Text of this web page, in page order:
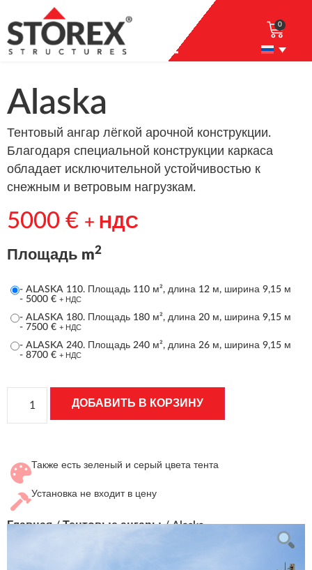
0
Главная/Тентовые ангары/ Alaska
Alaska
Тентовый ангар лёгкой арочной конструкции.
Благодаря специальной конструкции каркаса
обладает исключительной устойчивостью к
снежным и ветровым нагрузкам.
5000 € + НДС
Площадь m2
- ALASKA 110. Площадь 110 м², длина 12 м, ширина 9,15 м
- 5000 € + НДС
- ALASKA 180. Площадь 180 м², длина 20 м, ширина 9,15 м
- 7500 € + НДС
- ALASKA 240. Площадь 240 м², длина 26 м, ширина 9,15 м
- 8700 € + НДС
ДОБАВИТЬ В КОРЗИНУ
Также есть зеленый и серый цвета тента
Установка не входит в цену